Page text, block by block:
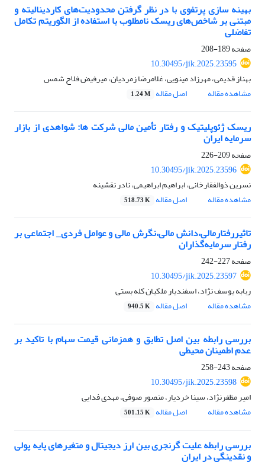
بهینه سازی پرتفوی با در نظر گرفتن محدودیت‌های کاردینالیته و
مبتنی بر شاخص‌های ریسک نامطلوب با استفاده از الگوریتم تکامل
تفاضلی
صفحه189-208
10.30495/jik.2025.23595
بهناز قدیمی، مهرزاد مینویی، غلامرضا زمردیان، میرفیض فلاح شمس
مشاهده مقاله
اصل مقاله 1.24 M
ریسک ژئوپلیتیک و رفتار تأمین مالی شرکت ها: شواهدی از بازار
سرمایه ایران
صفحه209-226
10.30495/jik.2025.23596
نسرین ذوالفقارخانی، ابراهیم ابراهیمی، نادر نقشینه
مشاهده مقاله
اصل مقاله 518.73 K
تاثیررفتارمالی،دانش مالی،نگرش مالی و عوامل فردی_ اجتماعی بر
رفتار سرمایه‌گذاران
صفحه227-242
10.30495/jik.2025.23597
ربابه یوسف نژاد، اسفندیار ملکیان کله بستی
مشاهده مقاله
اصل مقاله 940.5 K
بررسی رابطه بین اصل تطابق و همزمانی قیمت سهام با تاکید بر
عدم اطمینان محیطی
صفحه243-258
10.30495/jik.2025.23598
امیر مظفرنژاد، سینا خردیار، منصور صوفی، مهدی فدایی
مشاهده مقاله
اصل مقاله 501.15 K
بررسی رابطه علیت گرنجری بین ارز دیجیتال و متغیرهای پایه پولی
و نقدینگی در ایران